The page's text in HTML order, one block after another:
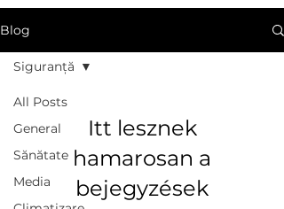
Blog
All Posts
General
Sănătate
Media
Siguranță
Itt lesznek
hamarosan a
bejegyzések